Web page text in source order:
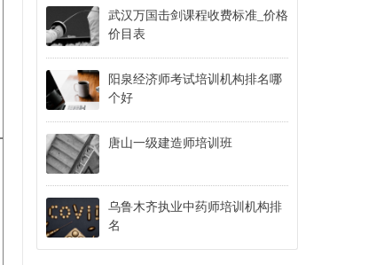
武汉万国击剑课程收费标准_价格
价目表
阳泉经济师考试培训机构排名哪
个好
唐山一级建造师培训班
乌鲁木齐执业中药师培训机构排
名